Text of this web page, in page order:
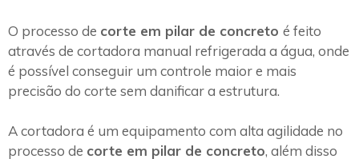
O processo de corte em pilar de concreto é feito
através de cortadora manual refrigerada a água, onde
é possível conseguir um controle maior e mais
precisão do corte sem danificar a estrutura.
A cortadora é um equipamento com alta agilidade no
processo de corte em pilar de concreto, além disso